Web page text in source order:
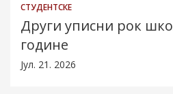
СТУДЕНТСКЕ
Други уписни рок
године
Јул. 21. 2026